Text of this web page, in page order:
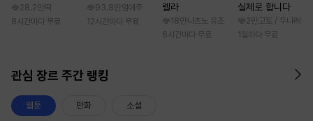
28.2만 딱
8시간마다 무료
93.8만 임애주
12시간마다 무료
렐라
18만 나츠노 유조
6시간마다 무료
실제로 합니다
2만 고토 / 두나래
1일마다 무료
관심 장르 주간 랭킹
웹툰 만화 소설